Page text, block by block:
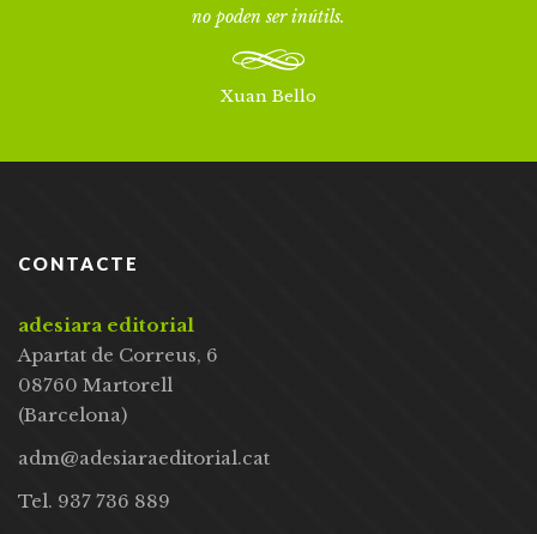
no poden ser inútils.
Xuan Bello
CONTACTE
adesiara editorial
Apartat de Correus, 6
08760 Martorell
(Barcelona)
adm@adesiaraeditorial.cat
Tel. 937 736 889